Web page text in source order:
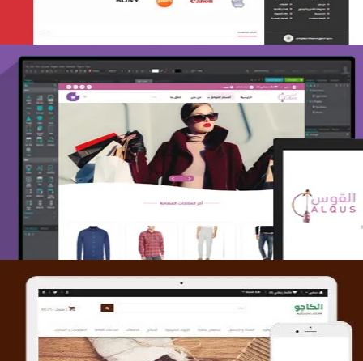
تصميم متجر القوس
التفاصيل
تصميم متجر الكاجو